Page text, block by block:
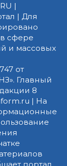
|
| Для
сфере
и массовых
от
Главный
8
| На